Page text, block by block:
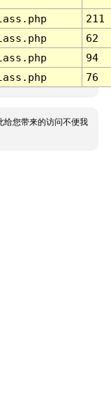
211
62
94
76
给您带来的访问不便我